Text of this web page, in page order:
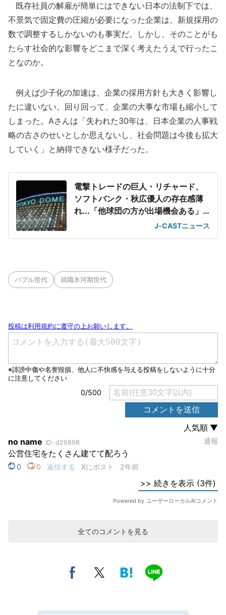
既存社員の解雇が簡単にはできない日本の法制下では、
不景気で固定費の圧縮が必要になった企業は、新規採用の
数で調整するしかないのも事実だ。しかし、そのことがも
たらす社会的な影響をどこまで深く考えたうえで行ったこ
となのか。
例えば少子化の加速は、企業の採用方針も大きく影響し
たに違いない。回り回って、企業の大事な市場も縮小して
しまった。Aさんは「失われた30年は、日本企業の人事戦
略の古さのせいとしか思えないし、社会問題は今後も拡大
していく」と納得できない様子だった。
電撃トレードの巨人・リチャード、
ソフトバンク・秋広優人の存在感薄
れ...「他球団の方が出場機会ある」
J-CASTニュース
バブル世代 就職氷河期世代
全てのコメントを見る